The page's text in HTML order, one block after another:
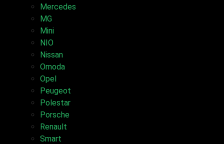
Mercedes
MG
Mini
NIO
Nissan
Omoda
Opel
Peugeot
Polestar
Porsche
Renault
Smart